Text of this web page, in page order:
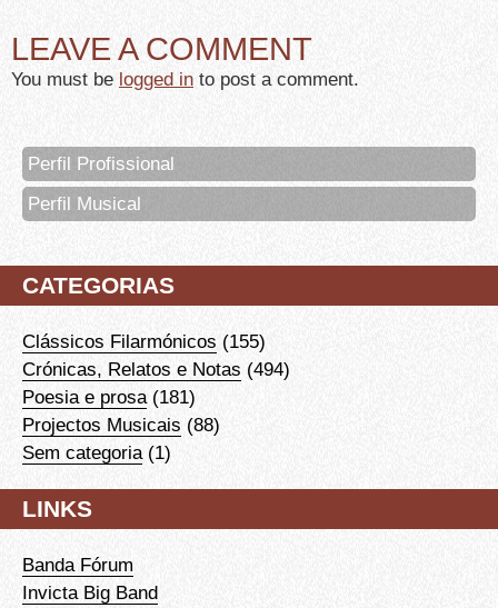
LEAVE A COMMENT
You must be logged in to post a comment.
Perfil Profissional
Perfil Musical
CATEGORIAS
Clássicos Filarmónicos (155)
Crónicas, Relatos e Notas (494)
Poesia e prosa(181)
Projectos Musicais (88)
Sem categoria(1)
LINKS
Banda Fórum
Invicta Big Band